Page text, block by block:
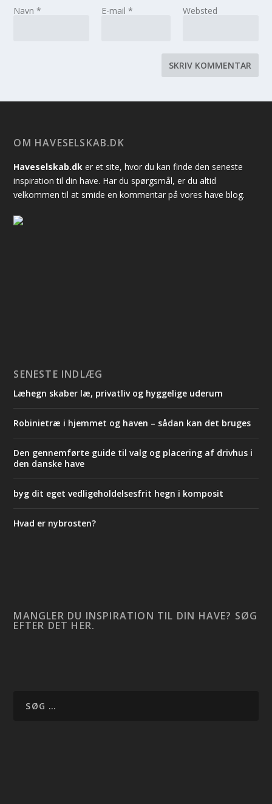
Navn* E-mail * Websted
OM HAVESELSKAB.DK
Haveselskab.dk er et site, hvor du kan finde den seneste
inspiration til din have. Har du spørgsmål, er du altid
velkommen til at smide en kommentar på vores have blog.
SENESTE INDLÆG
Læhegn skaber læ, privatliv og hyggelige uderum
Robinietræ i hjemmet og haven – sådan kan det bruges
Den gennemførte guide til valg og placering af drivhus i
den danske have
byg dit eget vedligeholdelsesfrit hegn i komposit
Hvad er nybrosten?
MANGLER DU INSPIRATION TIL DIN HAVE? SØG
EFTER DET HER.